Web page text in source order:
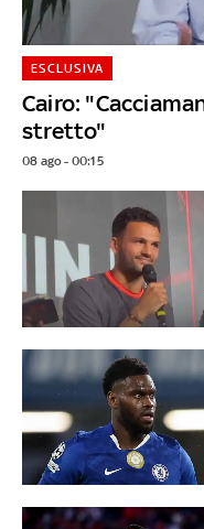
Cairo:
stretto"
ESCLUSIVA
08 ago - 00:15